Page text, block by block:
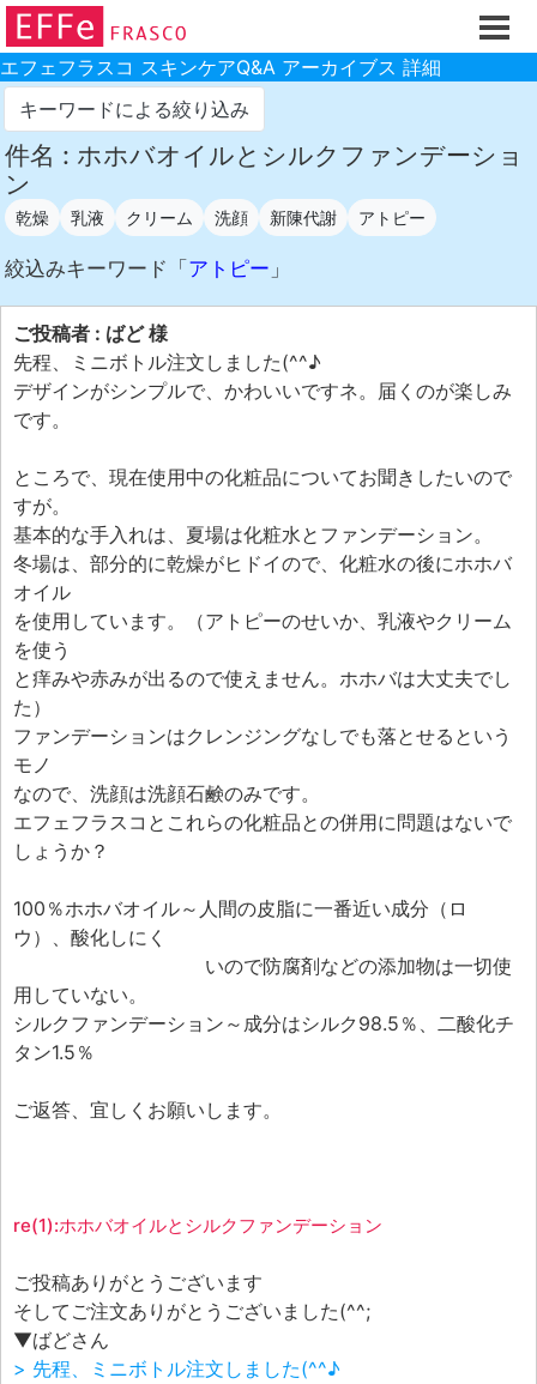
ホーム
ご注文フォーム
初回割引
製品のご案内
お買い物ガイド
スキンケアQ&Aアーカイブス
製品レビュー
スキンケア基礎講座
コスメ辞典 化粧品成分検索
ご購入履歴
ご紹介(アフェリエイト)制度
エフェ研究所について
お問い合わせフォーム
エフェフラスコ スキンケアQ&A アーカイブス 詳細
キーワードによる絞り込み
件名 : ホホバオイルとシルクファンデーショ
ン
乾燥 乳液 クリーム 洗顔 新陳代謝 アトピー
絞込みキーワード「 アトピー 」
ご投稿者 : ばど 様
先程、ミニボトル注文しました(^^♪
デザインがシンプルで、かわいいですネ。届くのが楽しみ
です。
ところで、現在使用中の化粧品についてお聞きしたいので
すが。
基本的な手入れは、夏場は化粧水とファンデーション。
冬場は、部分的に乾燥がヒドイので、化粧水の後にホホバ
オイル
を使用しています。（アトピーのせいか、乳液やクリーム
を使う
と痒みや赤みが出るので使えません。ホホバは大丈夫でし
た）
ファンデーションはクレンジングなしでも落とせるという
モノ
なので、洗顔は洗顔石鹸のみです。
エフェフラスコとこれらの化粧品との併用に問題はないで
しょうか？
100％ホホバオイル～人間の皮脂に一番近い成分（ロ
ウ）、酸化しにく
いので防腐剤などの添加物は一切使
用していない。
シルクファンデーション～成分はシルク98.5％、二酸化チ
タン1.5％
ご返答、宜しくお願いします。
re(1):ホホバオイルとシルクファンデーション
ご投稿ありがとうございます
そしてご注文ありがとうございました(^^;
▼ばどさん
> 先程、ミニボトル注文しました(^^♪